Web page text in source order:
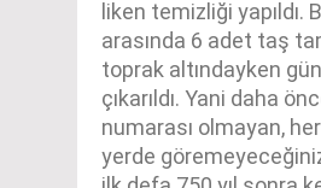
liken temizliği yapıldı.
arasında 6 adet taş
toprak altındayken
çıkarıldı. Yani daha
numarası olmayan,
yerde